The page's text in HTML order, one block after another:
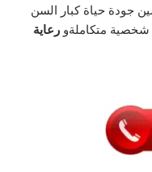
جودة حياة كبار السن
شخصية متكاملةورعاية